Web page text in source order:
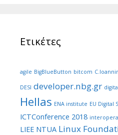
Ετικέτες
agile BigBlueButton bitcom
DESI developer.nbg.gr
Hellas ENA institute EU Digital
ICTConference 2018
LIEE NTUA Linux